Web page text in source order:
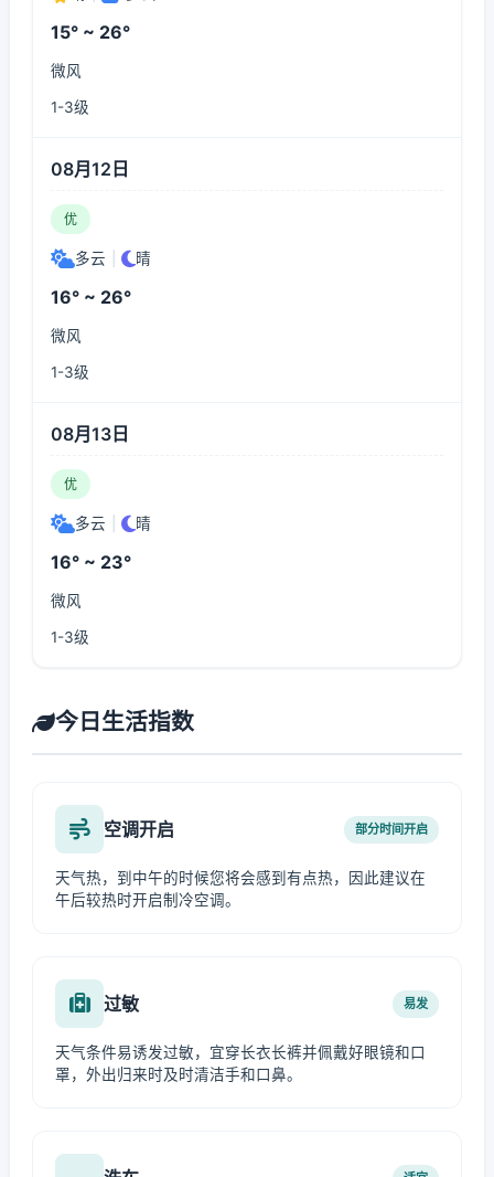
15° ~ 26°
微风
1-3级
08月12日
优
多云 晴
16° ~ 26°
微风
1-3级
08月13日
优
多云 晴
16° ~ 23°
微风
1-3级
今日生活指数
空调开启 部分时间开启
天气热，到中午的时候您将会感到有点热，因此建议在
午后较热时开启制冷空调。
过敏 易发
天气条件易诱发过敏，宜穿长衣长裤并佩戴好眼镜和口
罩，外出归来时及时清洁手和口鼻。